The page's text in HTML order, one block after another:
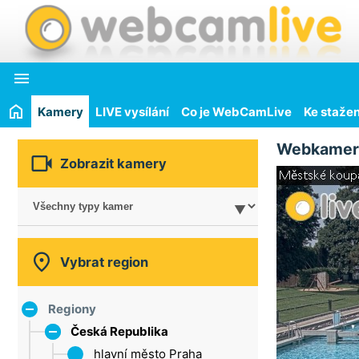

Kamery LIVE vysílání Co je WebCamLive Ke
 Zobrazit kamery
 Vybrat region
Regiony
Česká Republika
hlavní město Praha